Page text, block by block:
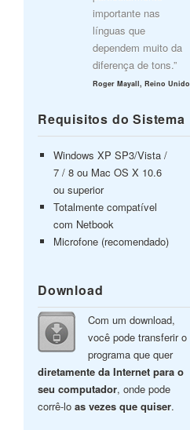
importante nas
línguas que
dependem muito da
diferença de tons.”
Roger Mayall, Reino Unido
Requisitos do Sistema
Windows XP SP3/Vista /
7 / 8 ou Mac OS X 10.6
ou superior
Totalmente compatível
com Netbook
Microfone (recomendado)
Download
Com um download,
você pode transferir o
programa que quer
diretamente da Internet para o
seu computador, onde pode
corrê-lo as vezes que quiser.